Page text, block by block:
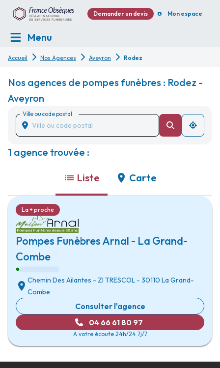
Demander un devis Mon espace
Menu
Accueil Nos Agences Aveyron Rodez
Nos agences de pompes funèbres : Rodez -
Aveyron
Ville ou code postal
1 agence trouvée :
Liste Carte
Pompes Funèbres Arnal - La Grand-
Combe
La + proche
Chemin Des Ailantes - ZI TRESCOL - 30110 La Grand-
Combe
Consulter l'agence
04 66 61 80 97
A votre écoute 24h/24 7j/7